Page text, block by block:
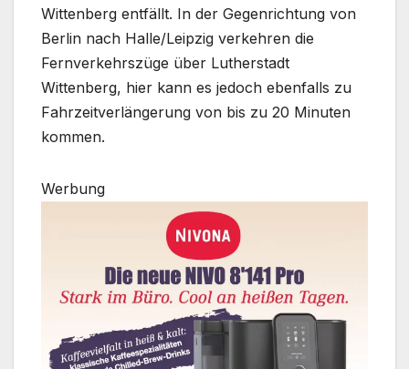
Wittenberg entfällt. In der Gegenrichtung von
Berlin nach Halle/Leipzig verkehren die
Fernverkehrszüge über Lutherstadt
Wittenberg, hier kann es jedoch ebenfalls zu
Fahrzeitverlängerung von bis zu 20 Minuten
kommen.
Werbung